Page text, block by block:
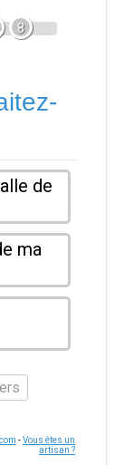
8
de
ma
-Vous êtes un
artisan ?